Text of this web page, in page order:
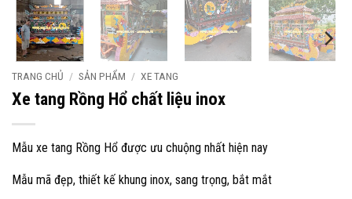
TRANG CHỦ / SẢN PHẨM / XE TANG
Xe tang Rồng Hổ chất liệu inox
Mẫu xe tang Rồng Hổ được ưu chuộng nhất hiện nay
Mẫu mã đẹp, thiết kế khung inox, sang trọng, bắt mắt